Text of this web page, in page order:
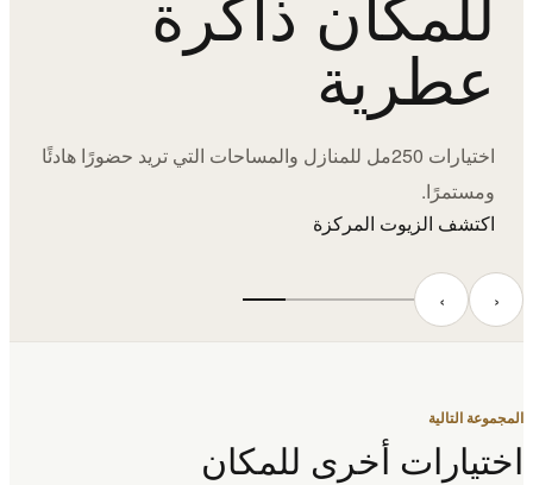
عطرية
اختيارات 250مل للمنازل والمساحات التي تريد حضورًا هادئًا
ومستمرًا.
اكتشف الزيوت المركزة
‹ ›
المجموعة التالية
اختيارات أخرى للمكان